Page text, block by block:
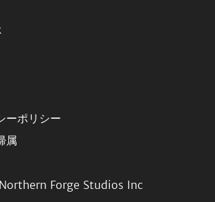
ーポリシー
属
Northern Forge Studios Inc